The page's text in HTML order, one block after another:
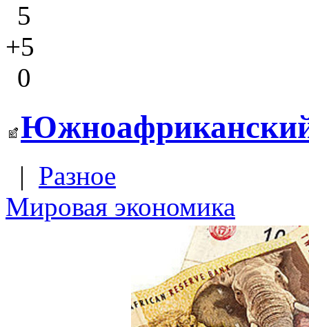
5
+5
0
Южноафриканский
| Разное
Мировая экономика